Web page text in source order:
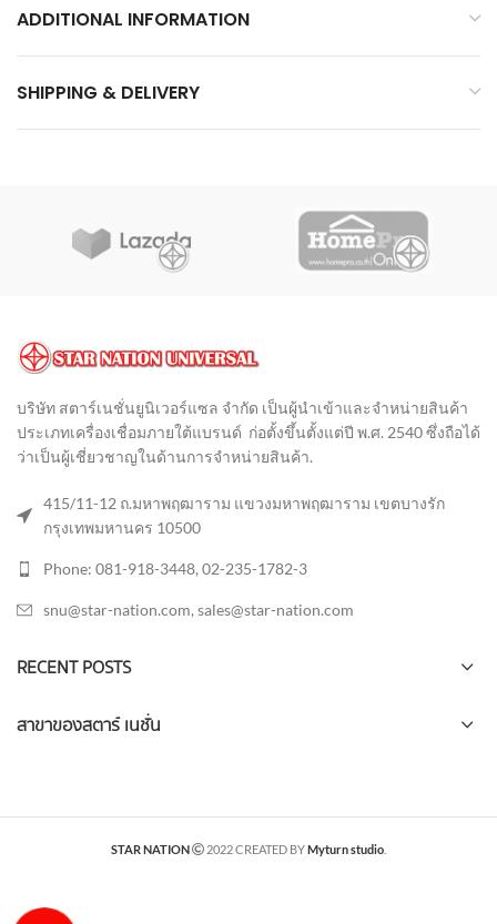
ADDITIONAL INFORMATION
SHIPPING & DELIVERY
บริษัท สตาร์เนชั่นยูนิเวอร์แซล จำกัด เป็นผู้นำเข้าและจำหน่ายสินค้า
ประเภทเครื่องเชื่อมภายใต้แบรนด์ ก่อตั้งขึ้นตั้งแต่ปี พ.ศ. 2540 ซึ่งถือได้
ว่าเป็นผู้เชี่ยวชาญในด้านการจำหน่ายสินค้า.
415/11-12 ถ.มหาพฤฒาราม แขวงมหาพฤฒาราม เขตบางรัก
กรุงเทพมหานคร 10500
Phone: 081-918-3448, 02-235-1782-3
snu@star-nation.com, sales@star-nation.com
RECENT POSTS
สาขาของสตาร์ เนชั่น
STAR NATION 2022 CREATED BYMyturn studio